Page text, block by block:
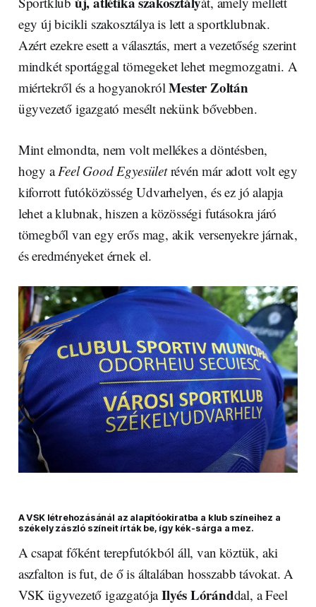
egy új bicikli szakosztálya is lett a sportklubnak.
Azért ezekre esett a választás, mert a vezetőség szerint
mindkét sportággal tömegeket lehet megmozgatni. A
miértekről és a hogyanokrólMester Zoltán
ügyvezető igazgató mesélt nekünk bővebben.
Mint elmondta, nem volt mellékes a döntésben,
hogy aFeel Good Egyesületrévén már adott volt egy
kiforrott futóközösség Udvarhelyen, és ez jó alapja
lehet a klubnak, hiszen a közösségi futásokra járó
tömegből van egy erős mag, akik versenyekre járnak,
és eredményeket érnek el.
A VSK létrehozásánál az alapítóokiratba a klub színeihez a
székely zászló színeit írták be, így kék-sárga a mez.
A csapat főként terepfutókból áll, van köztük, aki
aszfalton is fut, de ő is általában hosszabb távokat. A
VSK ügyvezető igazgatójaIlyés Lóránddal, a Feel